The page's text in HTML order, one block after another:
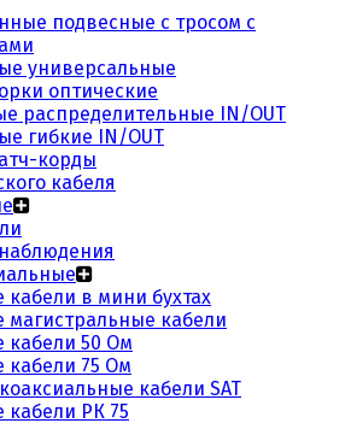
подвесные с тросом с
универсальные
оптические
распределительные IN/OUT
гибкие IN/OUT
корды
кабеля
кабели в мини бухтах
магистральные кабели
кабели 50 Ом
кабели 75 Ом
кабели SAT
кабели РК 75